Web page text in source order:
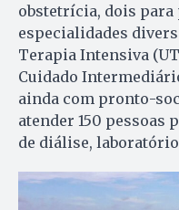
obstetrícia, dois para
especialidades
Terapia Intensiva
Cuidado
ainda com pronto-
atender 150 pessoas
de diálise,